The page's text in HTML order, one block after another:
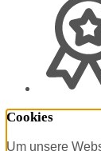
Cookies
Um unsere